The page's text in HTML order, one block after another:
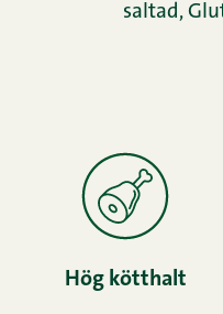
saltad,
Hög kötthalt